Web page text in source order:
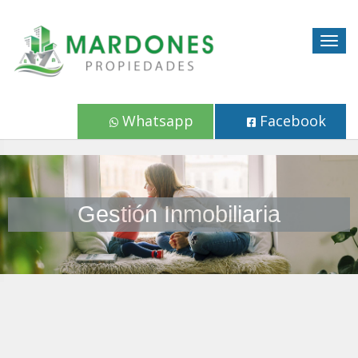
Facebook
Whatsapp
Gestión Inmobiliaria